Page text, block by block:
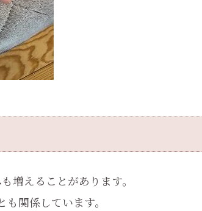
も増えることがあります。
関係しています。